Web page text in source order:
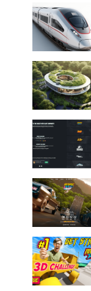
Blender云端渲
Blender
CG
3dmax云端渲
渲染图
CG原
clarisse教程
视觉特效
特
手动渲染农场
CPU渲染
vr渲染器
效
2D转3D
SU
云渲染大咖专访
Houdini建模案
CG人物制作
3ds Max资讯
3d云渲染
Substance
vray网络渲染
ZBrush技巧
渲染卡顿
云
纹理渲染
全